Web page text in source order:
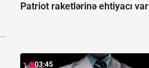
Patriot raketlərinə ehtiyacı var
03:45